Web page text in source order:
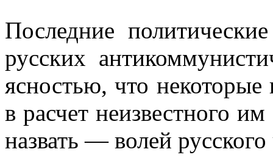
Последние
русских
ясностью, что
в расчет неизвестного
назвать — волей русского